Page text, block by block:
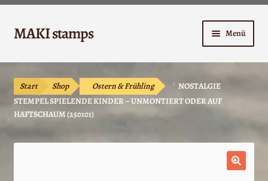
Zur
Navigation
Zum
Inhalt
MAKI stamps Menü
Shop
Warenkorb
Kasse
Start Shop Ostern & Frühling
NOSTALGIE
STEMPEL SPIELENDE KINDER – UNMONTIERT ODER AUF
HAFTSCHAUM (250101)